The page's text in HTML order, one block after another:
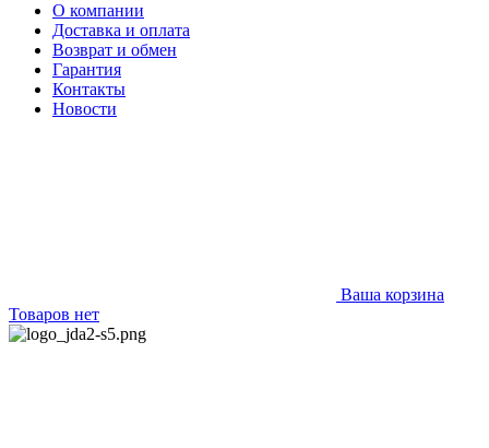
О компании
Доставка и оплата
Возврат и обмен
Гарантия
Контакты
Новости
Ваша корзина
Товаров нет